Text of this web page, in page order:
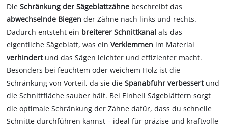
DieSchränkung der Sägeblattzähne beschreibt das
abwechselnde Biegen der Zähne nach links und rechts.
Dadurch entsteht ein breiterer Schnittkanal als das
eigentliche Sägeblatt, was einVerklemmen im Material
verhindert und das Sägen leichter und effizienter macht.
Besonders bei feuchtem oder weichem Holz ist die
Schränkung von Vorteil, da sie dieSpanabfuhr verbessertund
die Schnittfläche sauber hält. Bei Einhell Sägeblättern sorgt
die optimale Schränkung der Zähne dafür, dass du schnelle
Schnitte durchführen kannst – ideal für präzise und kraftvolle